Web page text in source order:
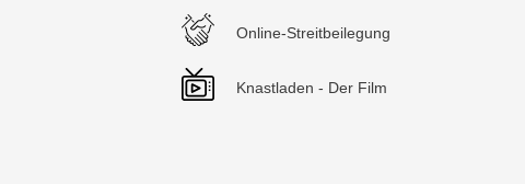
Online-Streitbeilegung
Knastladen - Der Film